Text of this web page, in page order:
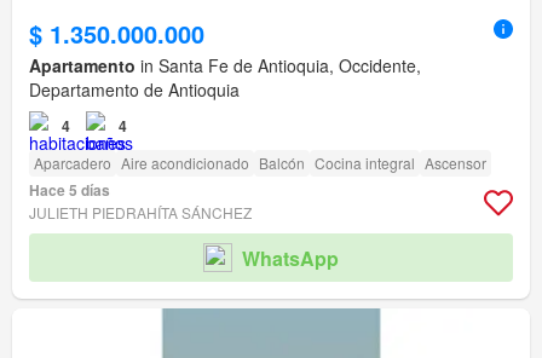
$ 1.350.000.000
Apartamento in Santa Fe de Antioquia, Occidente,
Departamento de Antioquia
4 4
Aparcadero Aire acondicionado Balcón Cocina integral Ascensor
Hace 5 días
JULIETH PIEDRAHÍTA SÁNCHEZ
WhatsApp